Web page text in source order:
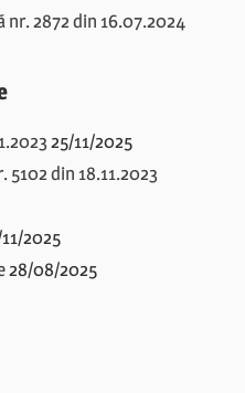
nr. 2872 din 16.07.2024
25/11/2025
5102 din 18.11.2023
2025
28/08/2025